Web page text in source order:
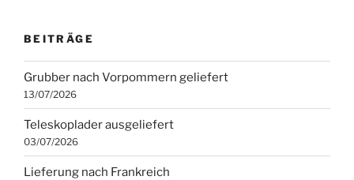
BEITRÄGE
Grubber nach Vorpommern geliefert
13/07/2026
Teleskoplader ausgeliefert
03/07/2026
Lieferung nach Frankreich